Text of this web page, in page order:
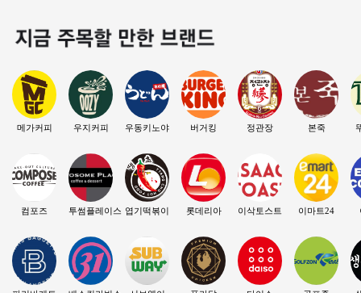
메가커피
컴포즈
우지커피
투썸플레이스
우동키노야
엽기떡볶이
버거킹
롯데리아
정관장
이삭토스트
본죽
이마트24